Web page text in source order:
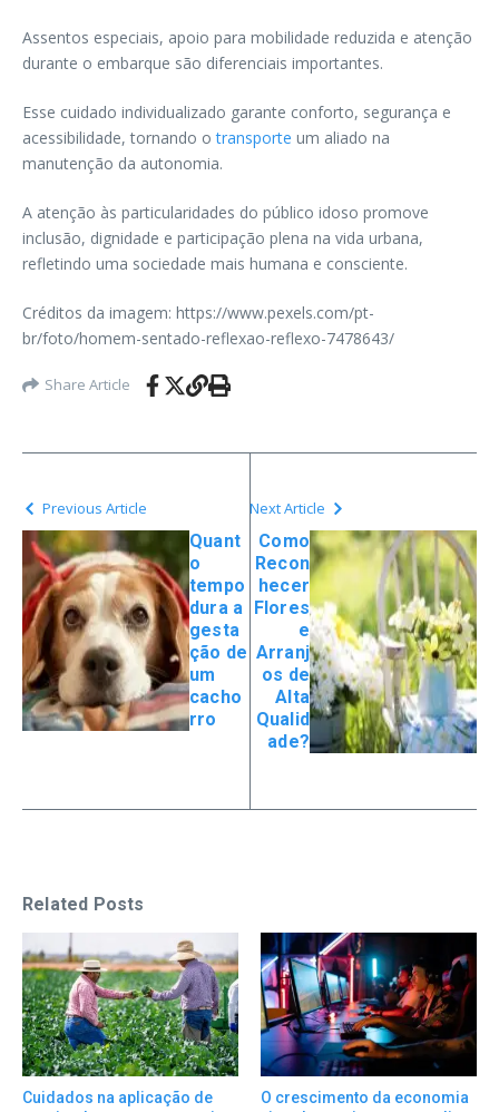
Assentos especiais, apoio para mobilidade reduzida e atenção
durante o embarque são diferenciais importantes.
Esse cuidado individualizado garante conforto, segurança e
acessibilidade, tornando otransporte um aliado na
manutenção da autonomia.
A atenção às particularidades do público idoso promove
inclusão, dignidade e participação plena na vida urbana,
refletindo uma sociedade mais humana e consciente.
Créditos da imagem: https://www.pexels.com/pt-
br/foto/homem-sentado-reflexao-reflexo-7478643/
Share Article
Previous Article
Quant
o
tempo
dura a
gesta
ção de
um
cacho
rro​
Next Article
Como
Recon
hecer
Flores
e
Arranj
os de
Alta
Qualid
ade?
Related Posts
Cuidados na aplicação de
O crescimento da economia